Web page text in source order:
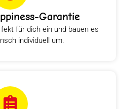
Garantie
für dich ein und bauen es
individuell um.